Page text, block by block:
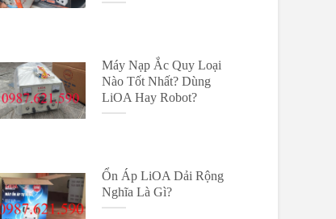
Máy Nạp Ắc Quy Loại
Nào Tốt Nhất? Dùng
LiOA Hay Robot?
Ổn Áp LiOA Dải Rộng
Nghĩa Là Gì?